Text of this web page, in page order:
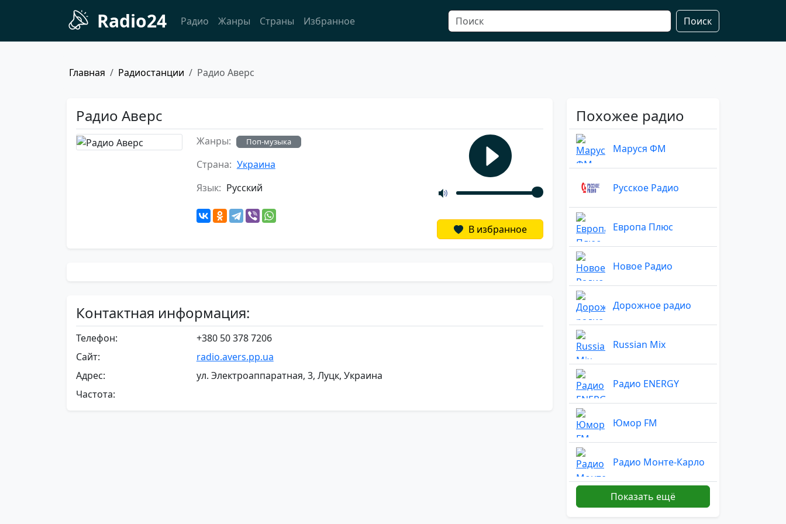
Radio24 Радио Жанры Страны Избранное Поиск
Главная Радиостанции Радио Аверс
Радио Аверс
Жанры: Поп-музыка
Страна: Украина
Язык: Русский
В избранное
Контактная информация:
Телефон:
+380 50 378 7206
Сайт:
radio.avers.pp.ua
Адрес:
ул. Электроаппаратная, 3, Луцк, Украина
Частота:
Похожее радио
Маруся ФМ
Русское Радио
Европа Плюс
Новое Радио
Дорожное радио
Russian Mix
Радио ENERGY
Юмор FM
Радио Монте-Карло
Радио Маяк
Показать ещё